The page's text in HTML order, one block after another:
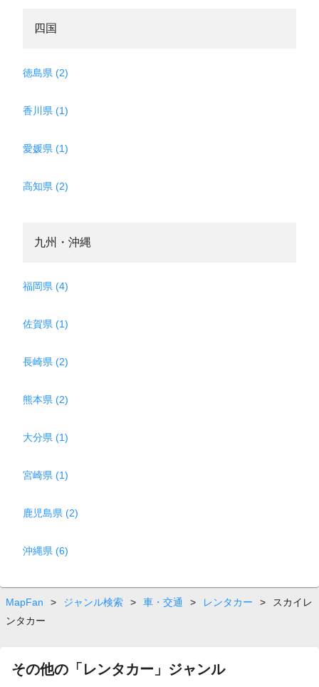
四国
徳島県 (2)
香川県 (1)
愛媛県 (1)
高知県 (2)
九州・沖縄
福岡県 (4)
佐賀県 (1)
長崎県 (2)
熊本県 (2)
大分県 (1)
宮崎県 (1)
鹿児島県 (2)
沖縄県 (6)
MapFan > ジャンル検索 > 車・交通 > レンタカー >
スカイレ
ンタカー
その他の「レンタカー」ジャンル